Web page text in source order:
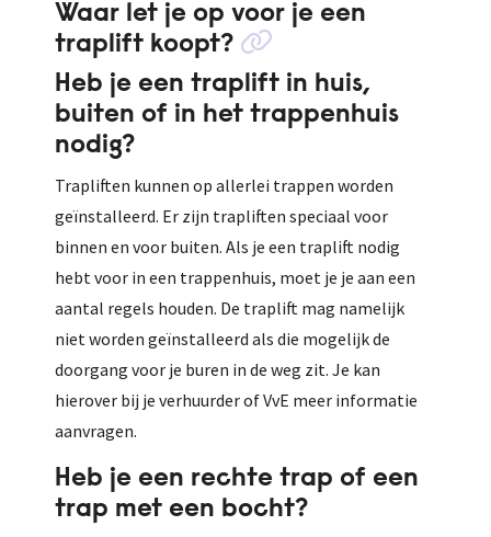
Waar let je op voor je een
traplift koopt?
Heb je een traplift in huis,
buiten of in het trappenhuis
nodig?
Trapliften kunnen op allerlei trappen worden
geïnstalleerd. Er zijn trapliften speciaal voor
binnen en voor buiten. Als je een traplift nodig
hebt voor in een trappenhuis, moet je je aan een
aantal regels houden. De traplift mag namelijk
niet worden geïnstalleerd als die mogelijk de
doorgang voor je buren in de weg zit. Je kan
hierover bij je verhuurder of VvE meer informatie
aanvragen.
Heb je een rechte trap of een
trap met een bocht?